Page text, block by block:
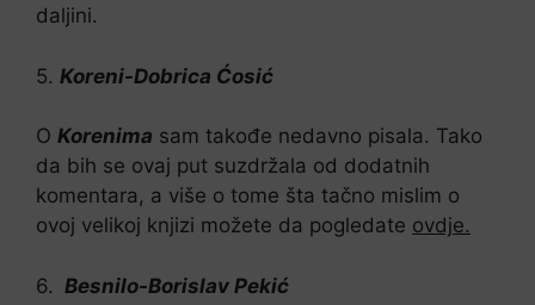
daljini.
5. Koreni-Dobrica Ćosić
O Korenima sam takođe nedavno pisala. Tako
da bih se ovaj put suzdržala od dodatnih
komentara, a više o tome šta tačno mislim o
ovoj velikoj knjizi možete da pogledate ovdje.
6. Besnilo-Borislav Pekić